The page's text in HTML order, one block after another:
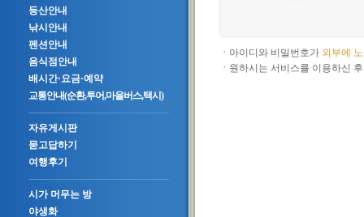
등산안내
낚시안내
펜션안내
음식점안내
배시간·요금·예약
교통안내(순환,투어,마을버스,택시)
자유게시판
묻고답하기
여행후기
시가 머무는 방
야생화
ㆍ 아이디와 비밀번호가 외부에
ㆍ 원하시는 서비스를 이용하신